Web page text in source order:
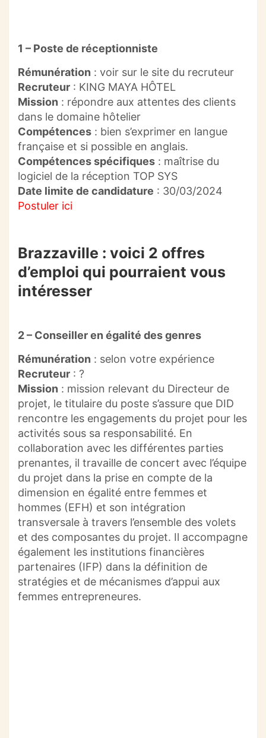
1 – Poste de réceptionniste
Rémunération : voir sur le site du recruteur
Recruteur : KING MAYA HÔTEL
Mission : répondre aux attentes des clients
dans le domaine hôtelier
Compétences : bien s’exprimer en langue
française et si possible en anglais.
Compétences spécifiques : maîtrise du
logiciel de la réception TOP SYS
Date limite de candidature : 30/03/2024
Postuler ici
Brazzaville : voici 2 offres
d’emploi qui pourraient vous
intéresser
2 – Conseiller en égalité des genres
Rémunération : selon votre expérience
Recruteur : ?
Mission : mission relevant du Directeur de
projet, le titulaire du poste s’assure que DID
rencontre les engagements du projet pour les
activités sous sa responsabilité. En
collaboration avec les différentes parties
prenantes, il travaille de concert avec l’équipe
du projet dans la prise en compte de la
dimension en égalité entre femmes et
hommes (EFH) et son intégration
transversale à travers l’ensemble des volets
et des composantes du projet. Il accompagne
également les institutions financières
partenaires (IFP) dans la définition de
stratégies et de mécanismes d’appui aux
femmes entrepreneures.